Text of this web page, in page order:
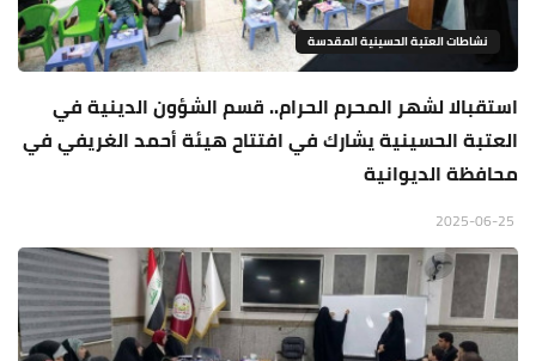
نشاطات العتبة الحسينية المقدسة
استقبالا لشهر المحرم الحرام.. قسم الشؤون الدينية في
العتبة الحسينية يشارك في افتتاح هيئة أحمد الغريفي في
محافظة الديوانية